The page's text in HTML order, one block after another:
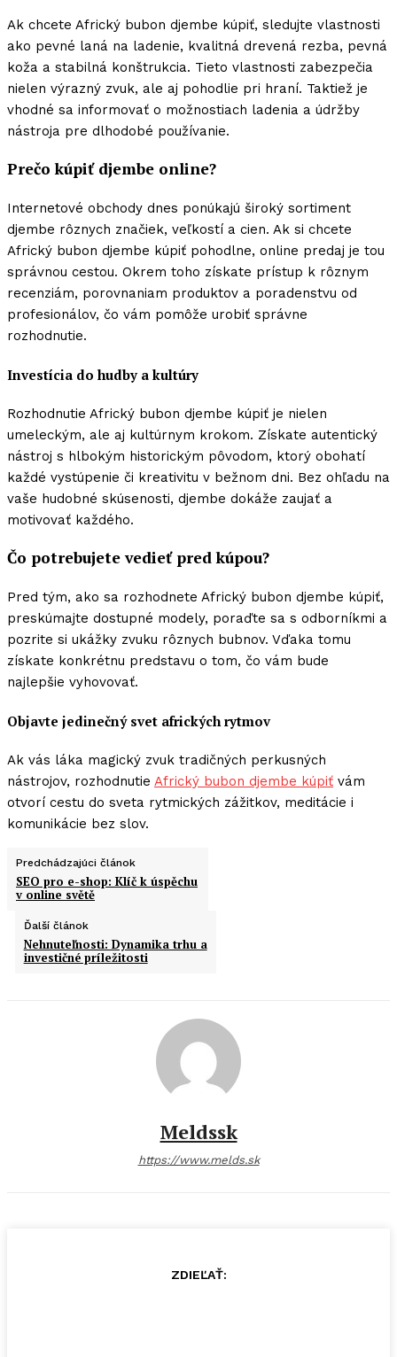
Ak chcete Africký bubon djembe kúpiť, sledujte vlastnosti
ako pevné laná na ladenie, kvalitná drevená rezba, pevná
koža a stabilná konštrukcia. Tieto vlastnosti zabezpečia
nielen výrazný zvuk, ale aj pohodlie pri hraní. Taktiež je
vhodné sa informovať o možnostiach ladenia a údržby
nástroja pre dlhodobé používanie.
Prečo kúpiť djembe online?
Internetové obchody dnes ponúkajú široký sortiment
djembe rôznych značiek, veľkostí a cien. Ak si chcete
Africký bubon djembe kúpiť pohodlne, online predaj je tou
správnou cestou. Okrem toho získate prístup k rôznym
recenziám, porovnaniam produktov a poradenstvu od
profesionálov, čo vám pomôže urobiť správne
rozhodnutie.
Investícia do hudby a kultúry
Rozhodnutie Africký bubon djembe kúpiť je nielen
umeleckým, ale aj kultúrnym krokom. Získate autentický
nástroj s hlbokým historickým pôvodom, ktorý obohatí
každé vystúpenie či kreativitu v bežnom dni. Bez ohľadu na
vaše hudobné skúsenosti, djembe dokáže zaujať a
motivovať každého.
Čo potrebujete vedieť pred kúpou?
Pred tým, ako sa rozhodnete Africký bubon djembe kúpiť,
preskúmajte dostupné modely, poraďte sa s odborníkmi a
pozrite si ukážky zvuku rôznych bubnov. Vďaka tomu
získate konkrétnu predstavu o tom, čo vám bude
najlepšie vyhovovať.
Objavte jedinečný svet afrických rytmov
Ak vás láka magický zvuk tradičných perkusných
nástrojov, rozhodnutie Africký bubon djembe kúpiť vám
otvorí cestu do sveta rytmických zážitkov, meditácie i
komunikácie bez slov.
Predchádzajúci článok
SEO pro e-shop: Klíč k úspěchu
v online světě
Ďalší článok
Nehnuteľnosti: Dynamika trhu a
investičné príležitosti
Meldssk
https://www.melds.sk
ZDIEĽAŤ: